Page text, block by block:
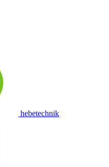
hebetechnik